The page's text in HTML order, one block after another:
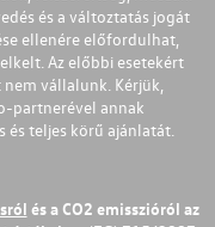
és a változtatás jogát
ellenére előfordulhat,
Az előbbi esetekért
vállalunk. Kérjük,
partnerével annak
és teljes körű ajánlatát.
és a CO2 emisszióról az